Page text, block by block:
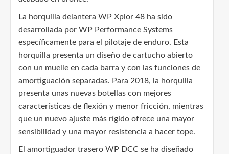
La horquilla delantera WP Xplor 48 ha sido
desarrollada por WP Performance Systems
específicamente para el pilotaje de enduro. Esta
horquilla presenta un diseño de cartucho abierto
con un muelle en cada barra y con las funciones de
amortiguación separadas. Para 2018, la horquilla
presenta unas nuevas botellas con mejores
características de flexión y menor fricción, mientras
que un nuevo ajuste más rígido ofrece una mayor
sensibilidad y una mayor resistencia a hacer tope.
El amortiguador trasero WP DCC se ha diseñado